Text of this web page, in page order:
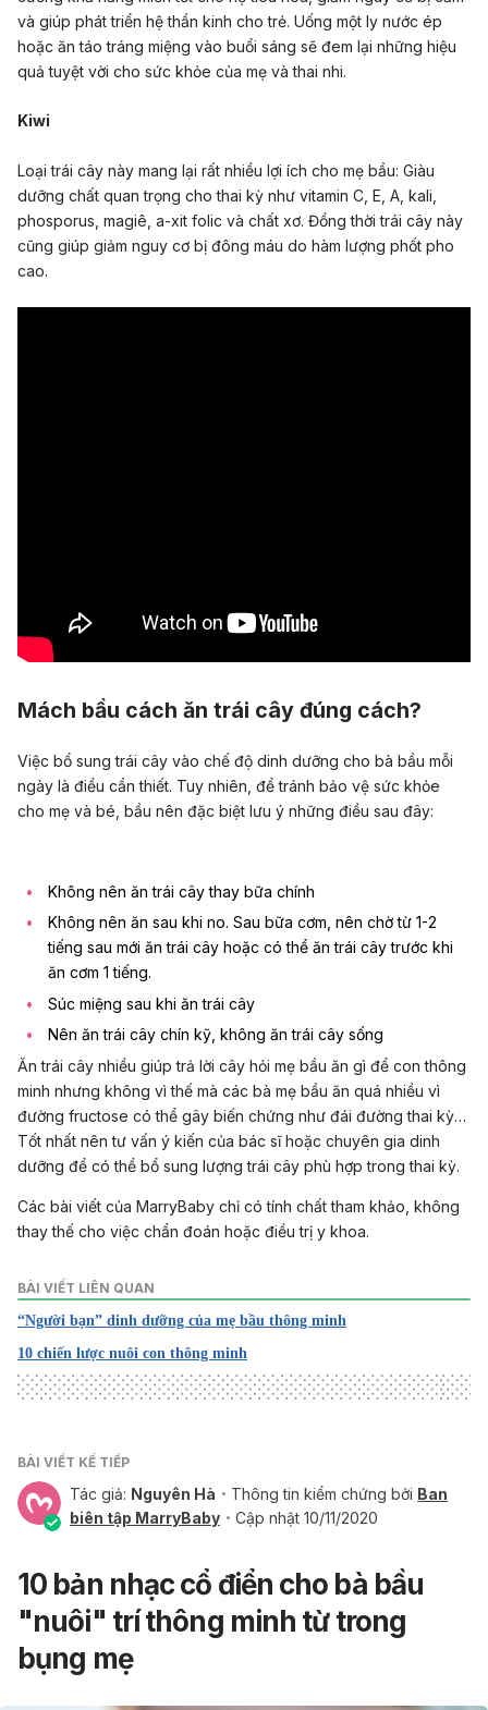
và giúp phát triển hệ thần kinh cho trẻ. Uống một ly nước ép
hoặc ăn táo tráng miệng vào buổi sáng sẽ đem lại những hiệu
quả tuyệt vời cho sức khỏe của mẹ và thai nhi.
Kiwi
Loại trái cây này mang lại rất nhiều lợi ích cho mẹ bầu: Giàu
dưỡng chất quan trọng cho thai kỳ như vitamin C, E, A, kali,
phosporus, magiê, a-xit folic và chất xơ. Đồng thời trái cây này
cũng giúp giảm nguy cơ bị đông máu do hàm lượng phốt pho
cao.
Mách bầu cách ăn trái cây đúng cách?
Việc bổ sung trái cây vào chế độ dinh dưỡng cho bà bầu mỗi
ngày là điều cần thiết. Tuy nhiên, để tránh bảo vệ sức khỏe
cho mẹ và bé, bầu nên đặc biệt lưu ý những điều sau đây:
Không nên ăn trái cây thay bữa chính
Không nên ăn sau khi no. Sau bữa cơm, nên chờ từ 1-2
tiếng sau mới ăn trái cây hoặc có thể ăn trái cây trước khi
ăn cơm 1 tiếng.
Súc miệng sau khi ăn trái cây
Nên ăn trái cây chín kỹ, không ăn trái cây sống
Ăn trái cây nhiều giúp trả lời cây hỏi mẹ bầu ăn gì để con thông
minh nhưng không vì thế mà các bà mẹ bầu ăn quá nhiều vì
đường fructose có thể gây biến chứng như đái đường thai kỳ…
Tốt nhất nên tư vấn ý kiến của bác sĩ hoặc chuyên gia dinh
dưỡng để có thể bổ sung lượng trái cây phù hợp trong thai kỳ.
Các bài viết của MarryBaby chỉ có tính chất tham khảo, không
thay thế cho việc chẩn đoán hoặc điều trị y khoa.
BÀI VIẾT LIÊN QUAN
“Người bạn” dinh dưỡng của mẹ bầu thông minh
10 chiến lược nuôi con thông minh
BÀI VIẾT KẾ TIẾP
Tác giả: Nguyên Hà Thông tin kiểm chứng bởi Ban
biên tập MarryBaby
Cập nhật 10/11/2020
10 bản nhạc cổ điển cho bà bầu
"nuôi" trí thông minh từ trong
bụng mẹ